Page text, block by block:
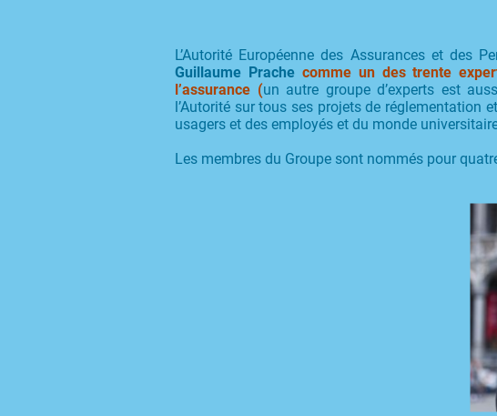
L’Autorité Européenne des Assurances et des
Guillaume Prache comme un des trente
l’assurance (un autre groupe d’experts est
l’Autorité sur tous ses projets de réglementation
usagers et des employés et du monde
Les membres du Groupe sont nommés pour